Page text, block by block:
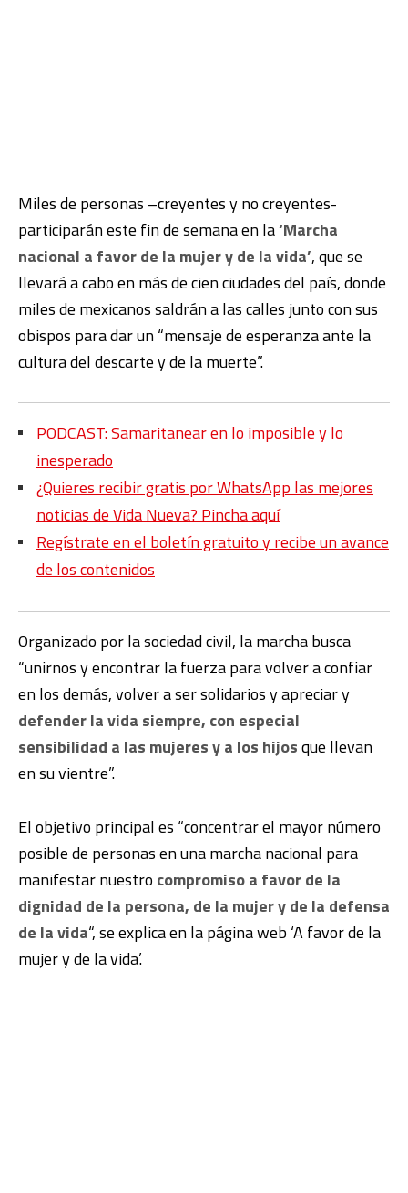
Miles de personas –creyentes y no creyentes-
participarán este fin de semana en la‘Marcha
nacional a favor de la mujer y de la vida’, que se
llevará a cabo en más de cien ciudades del país, donde
miles de mexicanos saldrán a las calles junto con sus
obispos para dar un “mensaje de esperanza ante la
cultura del descarte y de la muerte”.
PODCAST: Samaritanear en lo imposible y lo
inesperado
¿Quieres recibir gratis por WhatsApp las mejores
noticias de Vida Nueva? Pincha aquí
Regístrate en el boletín gratuito y recibe un avance
de los contenidos
Organizado por la sociedad civil, la marcha busca
“unirnos y encontrar la fuerza para volver a confiar
en los demás, volver a ser solidarios y apreciar y
defender la vida siempre, con especial
sensibilidad a las mujeres y a los hijosque llevan
en su vientre”.
El objetivo principal es “concentrar el mayor número
posible de personas en una marcha nacional para
manifestar nuestro compromiso a favor de la
dignidad de la persona, de la mujer y de la defensa
de la vida“, se explica en la página web ‘A favor de la
mujer y de la vida’.